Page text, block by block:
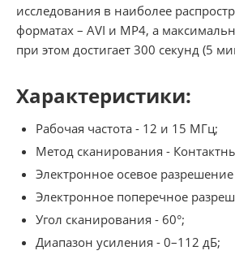
исследования в наиболее
форматах – AVI и MP4, а
при этом достигает 300 секунд (5
Характеристики:
Рабочая частота - 12 и 15 МГц;
Метод сканирования -
Электронное осевое
Электронное поперечное
Угол сканирования - 60°;
Диапазон усиления - 0–112 дБ;